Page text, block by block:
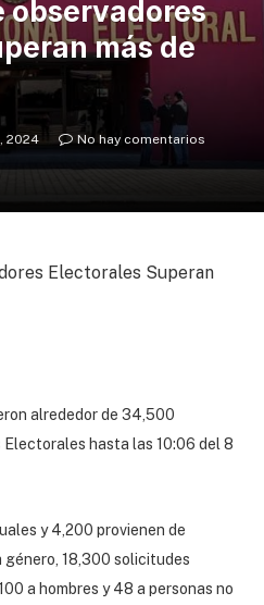
observadores
más de
2024
No hay comentarios
Electorales Superan
alrededor de 34,500
hasta las 10:06 del 8
y 4,200 provienen de
18,300 solicitudes
a hombres y 48 a personas no